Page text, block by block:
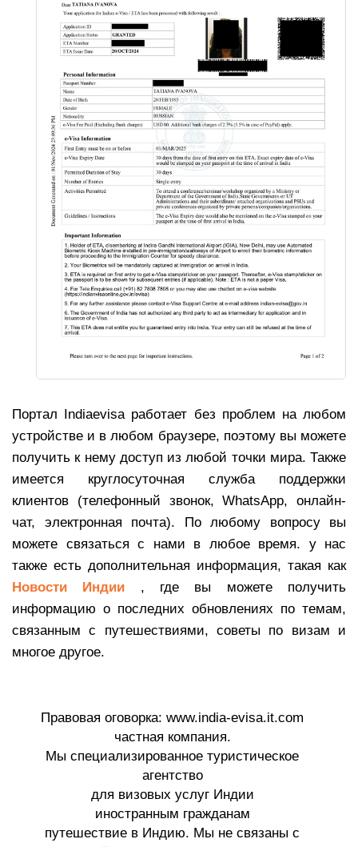
Портал Indiaevisa работает без проблем на любом
устройстве и в любом браузере, поэтому вы можете
получить к нему доступ из любой точки мира. Также
имеется круглосуточная служба поддержки
клиентов (телефонный звонок, WhatsApp, онлайн-
чат, электронная почта). По любому вопросу вы
можете связаться с нами в любое время. у нас
также есть дополнительная информация, такая как
Новости Индии , где вы можете получить
информацию о последних обновлениях по темам,
связанным с путешествиями, советы по визам и
многое другое.